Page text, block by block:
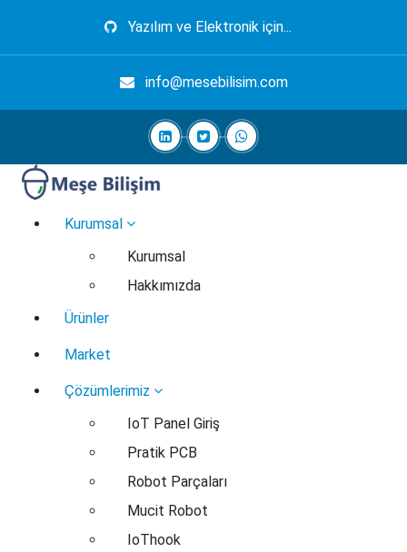
Yazılım ve Elektronik için...
info@mesebilisim.com
Elektronik, Yazılım, Otomasyon, Robotik
Kurumsal
Kurumsal
Hakkımızda
Ürünler
Market
Çözümlerimiz
IoT Panel Giriş
Pratik PCB
Robot Parçaları
Mucit Robot
IoThook